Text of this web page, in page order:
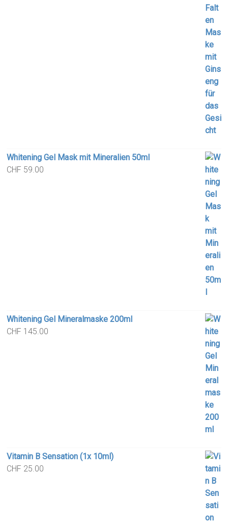
Whitening Gel Mask mit Mineralien 50ml
CHF 59.00
Whitening Gel Mineralmaske 200ml
CHF 145.00
Vitamin B Sensation (1x 10ml)
CHF 25.00